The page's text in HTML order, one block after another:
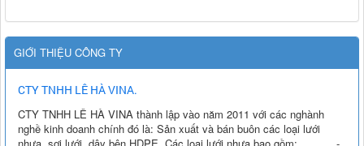
GIỚI THIỆU CÔNG TY
CTY TNHH LÊ HÀ VINA.
CTY TNHH LÊ HÀ VINA thành lập vào năm 2011 với các nghành
nghề kinh doanh chính đó là: Sản xuất và bán buôn các loại lưới